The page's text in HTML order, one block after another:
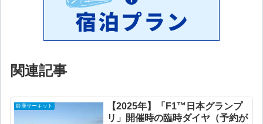
関連記事
鈴鹿サーキット
【2025年】「F1™️日本グランプ
リ」開催時の臨時ダイヤ（予約が